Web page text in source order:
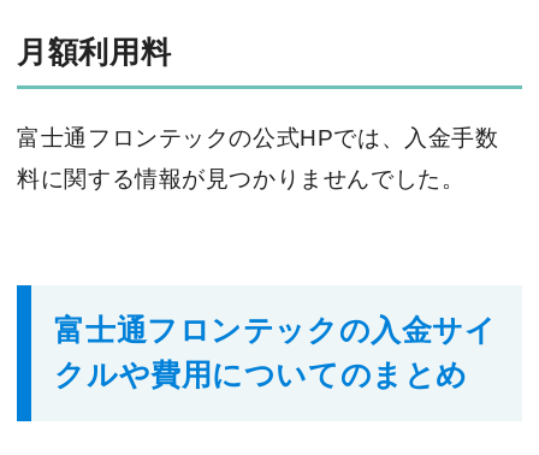
月額利用料
富士通フロンテックの公式HPでは、入金手数
料に関する情報が見つかりませんでした。
富士通フロンテックの入金サイ
クルや費用についてのまとめ